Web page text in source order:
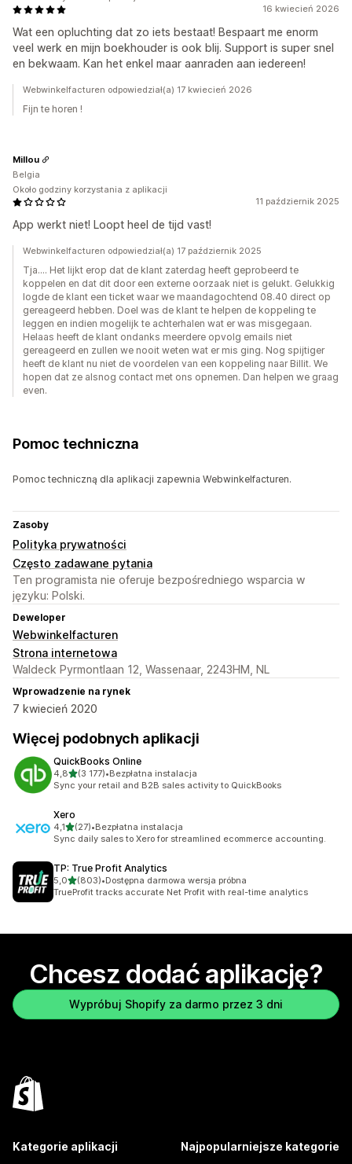
16 kwiecień 2026
Wat een opluchting dat zo iets bestaat! Bespaart me enorm
veel werk en mijn boekhouder is ook blij. Support is super snel
en bekwaam. Kan het enkel maar aanraden aan iedereen!
Webwinkelfacturen odpowiedział(a) 17 kwiecień 2026
Fijn te horen !
11 październik 2025
App werkt niet! Loopt heel de tijd vast!
Millou
Belgia
Około godziny korzystania z aplikacji
Webwinkelfacturen odpowiedział(a) 17 październik 2025
Tja.... Het lijkt erop dat de klant zaterdag heeft geprobeerd te
koppelen en dat dit door een externe oorzaak niet is gelukt. Gelukkig
logde de klant een ticket waar we maandagochtend 08.40 direct op
gereageerd hebben. Doel was de klant te helpen de koppeling te
leggen en indien mogelijk te achterhalen wat er was misgegaan.
Helaas heeft de klant ondanks meerdere opvolg emails niet
gereageerd en zullen we nooit weten wat er mis ging. Nog spijtiger
heeft de klant nu niet de voordelen van een koppeling naar Billit. We
hopen dat ze alsnog contact met ons opnemen. Dan helpen we graag
even.
Pomoc techniczna
Pomoc techniczną dla aplikacji zapewnia Webwinkelfacturen.
Zasoby
Polityka prywatności
Często zadawane pytania
Ten programista nie oferuje bezpośredniego wsparcia w
języku: Polski.
Deweloper
Webwinkelfacturen
Strona internetowa
Waldeck Pyrmontlaan 12, Wassenaar, 2243HM, NL
Wprowadzenie na rynek
7 kwiecień 2020
Więcej podobnych aplikacji
QuickBooks Online
4,8na 5 gwiazdek
(3 177)
Łączna liczba recenzji: 3177
•Bezpłatna instalacja
Sync your retail and B2B sales activity to QuickBooks
Xero
4,1na 5 gwiazdek
(27)
Łączna liczba recenzji: 27
•Bezpłatna instalacja
Sync daily sales to Xero for streamlined ecommerce accounting.
TP: True Profit Analytics
5,0na 5 gwiazdek
(803)
Łączna liczba recenzji: 803
•Dostępna darmowa wersja próbna
TrueProfit tracks accurate Net Profit with real-time analytics
Chcesz dodać aplikację?
Wypróbuj Shopify za darmo przez 3 dni
Kategorie aplikacji Najpopularniejsze kategorie